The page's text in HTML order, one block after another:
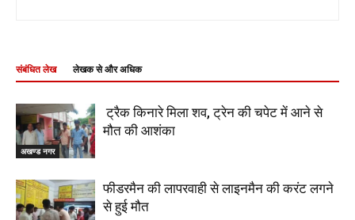
संबंधित लेख लेखक से और अधिक
अखण्ड नगर
ट्रैक किनारे मिला शव, ट्रेन की चपेट में आने से
मौत की आशंका
फीडरमैन की लापरवाही से लाइनमैन की करंट लगने
से हुई मौत